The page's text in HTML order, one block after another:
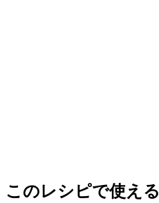
このレシピで使える